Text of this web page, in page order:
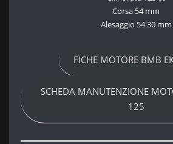
Corsa 54 mm
Alesaggio 54.30 mm
FICHE MOTORE BMB
SCHEDA MANUTENZIONE
125